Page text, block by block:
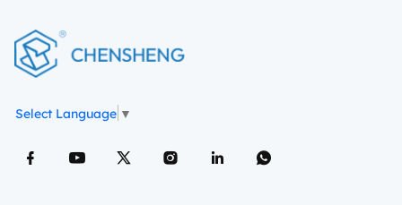
Select Language ▼